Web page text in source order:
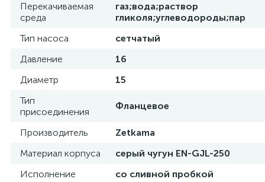
Перекачиваемая
среда
газ;вода;раствор
гликоля;углеводороды;пар
Тип насоса
сетчатый
Давление
16
Диаметр
15
Тип
присоединения
Фланцевое
Производитель
Zetkama
Материал корпуса
серый чугун EN-GJL-250
Исполнение
со сливной пробкой